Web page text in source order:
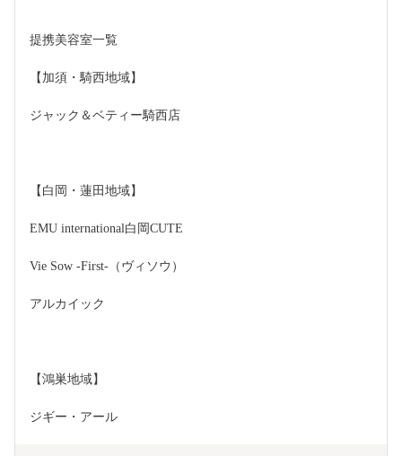
提携美容室一覧
【加須・騎西地域】
ジャック＆ベティー騎西店
【白岡・蓮田地域】
EMU international白岡CUTE
Vie Sow -First-（ヴィソウ）
アルカイック
【鴻巣地域】
ジギー・アール